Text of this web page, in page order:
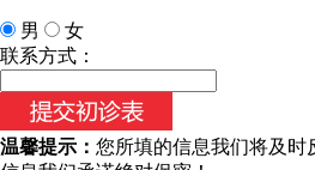
男
女
联系方式：
温馨提示： 您所填的信息我们将及时